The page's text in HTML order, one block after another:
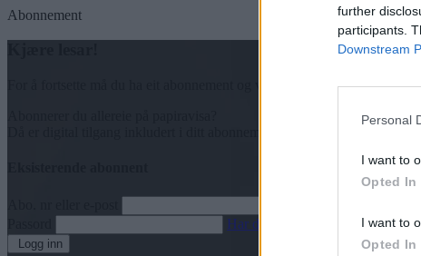
further
participants.
Downstream
Personal
I want to
Opted In
I want to
Opted In
Abonnement
Har du gløymt passordet?
Logg inn